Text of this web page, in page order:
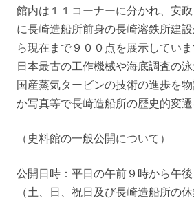
館内は１１コーナーに分かれ、安政
に長崎造船所前身の長崎溶鉄所建
ら現在まで９００点を展示していま
日本最古の工作機械や海底調査の
国産蒸気タービンの技術の進歩を
か写真等で長崎造船所の歴史的変遷
（史料館の一般公開について）
公開日時：平日の午前９時から午
（土、日、祝日及び長崎造船所の休